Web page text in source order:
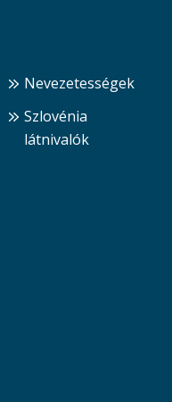
Nevezetességek
Szlovénia
látnivalók